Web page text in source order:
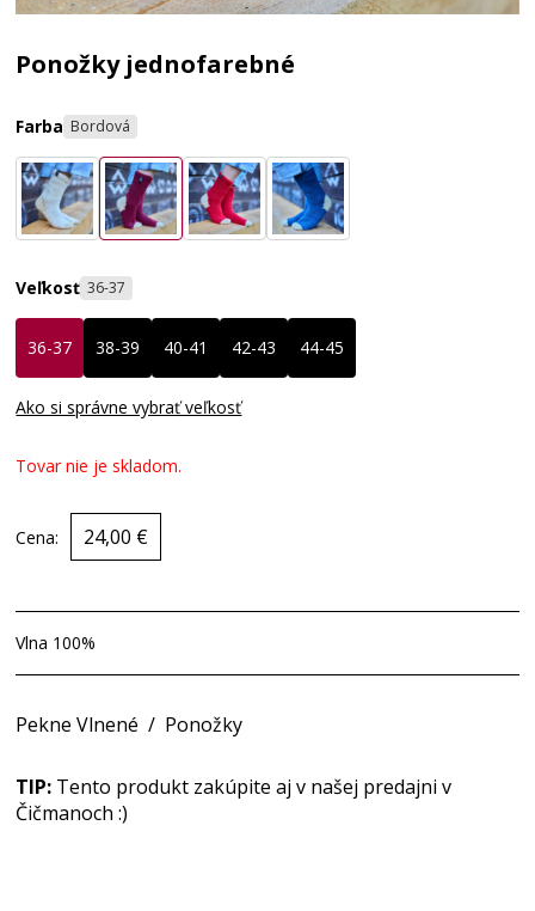
Ponožky jednofarebné
Farba Bordová
Veľkosť 36-37
36-37 38-39 40-41 42-43 44-45
Ako si správne vybrať veľkosť
Tovar nie je skladom.
Cena: 24,00 €
Vlna 100%
Pekne Vlnené / Ponožky
TIP: Tento produkt zakúpite aj v našej predajni v
Čičmanoch :)